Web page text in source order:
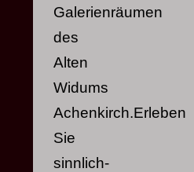
Galerienräumen
des
Alten
Widums
Achenkirch.Erleben
Sie
sinnlich-